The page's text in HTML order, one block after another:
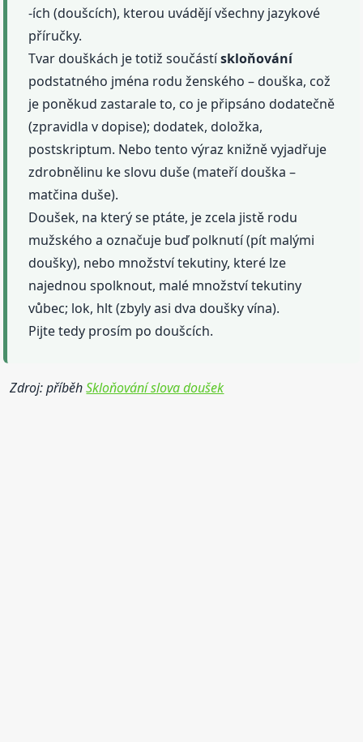
-ích (doušcích), kterou uvádějí všechny jazykové
příručky.
Tvar douškách je totiž součástískloňování
podstatného jména rodu ženského – douška, což
je poněkud zastarale to, co je připsáno dodatečně
(zpravidla v dopise); dodatek, doložka,
postskriptum. Nebo tento výraz knižně vyjadřuje
zdrobnělinu ke slovu duše (mateří douška –
matčina duše).
Doušek, na který se ptáte, je zcela jistě rodu
mužského a označuje buď polknutí (pít malými
doušky), nebo množství tekutiny, které lze
najednou spolknout, malé množství tekutiny
vůbec; lok, hlt (zbyly asi dva doušky vína).
Pijte tedy prosím po doušcích.
Zdroj: příběhSkloňování slova doušek